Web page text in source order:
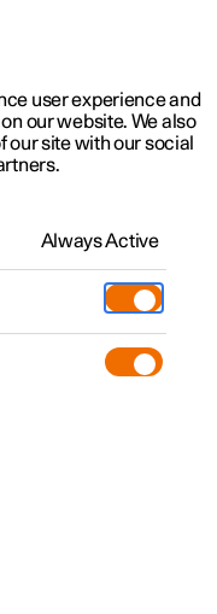
를 향한 긍정적인
트의 디자인과 기능,
서 실제로 구현될
user experience and
our website. We also
our site with our social
Always Active